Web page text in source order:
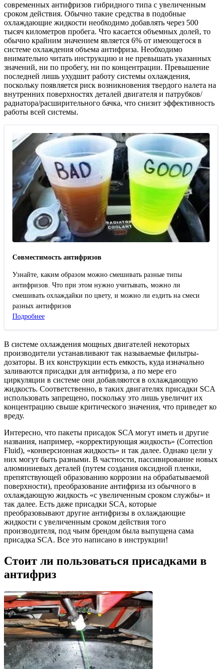
современных антифризов гибридного типа с увеличенным
сроком действия. Обычно такие средства в подобные
охлаждающие жидкости необходимо добавлять через 500
тысяч километров пробега. Что касается объемных долей, то
обычно крайним значением является 6% от имеющегося в
системе охлаждения объема антифриза. Необходимо
внимательно читать инструкцию и не превышать указанных
значений, ни по пробегу, ни по концентрации. Превышение
последней лишь ухудшит работу системы охлаждения,
поскольку появляется риск возникновения твердого налета на
внутренних поверхностях деталей двигателя и патрубков/
радиатора/расширительного бачка, что снизит эффективность
работы всей системы.
Совместимость антифризов
Узнайте, каким образом можно смешивать разные типы
антифризов. Что при этом нужно учитывать, можно ли
смешивать охлаждайки по цвету, и можно ли ездить на смеси
разных антифризов
Подробнее
В системе охлаждения мощных двигателей некоторых
производители устанавливают так называемые фильтры-
дозаторы. В их конструкции есть емкость, куда изначально
заливаются присадки для антифриза, а по мере его
циркуляции в системе они добавляются в охлаждающую
жидкость. Соответственно, в таких двигателях присадки SCA
использовать запрещено, поскольку это лишь увеличит их
концентрацию свыше критического значения, что приведет ко
вреду.
Интересно, что пакеты присадок SCA могут иметь и другие
названия, например, «корректирующая жидкость» (Correction
Fluid), «конверсионная жидкость» и так далее. Однако цели у
них могут быть разными. В частности, пассивирование новых
алюминиевых деталей (путем создания оксидной пленки,
препятствующей образованию коррозии на обрабатываемой
поверхности), преобразование антифриза из обычного в
охлаждающую жидкость «с увеличенным сроком службы» и
так далее. Есть даже присадки SCA, которые
преобразовывают другие антифризы в охлаждающие
жидкости с увеличенным сроком действия того
производителя, под чьим брендом была выпущена сама
присадка SCA. Все это написано в инструкции!
Стоит ли пользоваться присадками в
антифриз